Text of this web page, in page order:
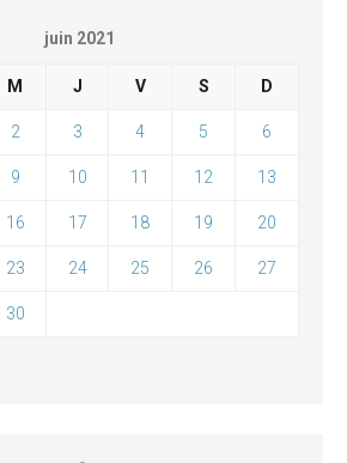
juin 2021
M J V S D
2 3 4 5 6
9 10 11 12 13
16 17 18 19 20
23 24 25 26 27
30